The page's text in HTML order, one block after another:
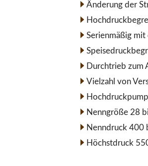
Änderung der
Serienmäßig
Durchtrieb zum
Vielzahl von
Nenngröße 28
Nenndruck 400
Höchstdruck